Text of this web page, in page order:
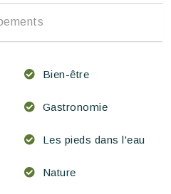
Bien-être
Gastronomie
Les pieds dans l'eau
Nature